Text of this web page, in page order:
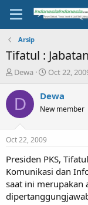
Arsip
Tifatul :
T
r
a
s
t
a
t
e
r
Dewa
S
a
t
e
Oct 22,
D Dewa
New member
Oct 22, 2009
Presiden PKS,
Komunikasi dan
saat ini merupakan